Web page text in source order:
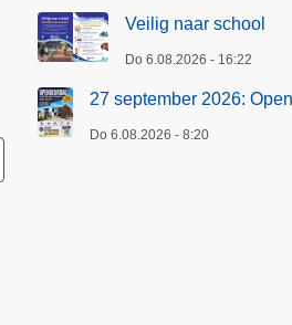
Veilig naar school
Do 6.08.2026 - 16:22
27 september 2026:
Do 6.08.2026 - 8:20